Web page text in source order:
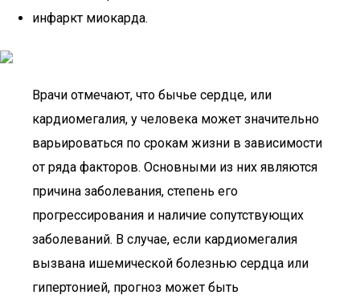
инфаркт миокарда.
Врачи отмечают, что бычье сердце, или
кардиомегалия, у человека может значительно
варьироваться по срокам жизни в зависимости
от ряда факторов. Основными из них являются
причина заболевания, степень его
прогрессирования и наличие сопутствующих
заболеваний. В случае, если кардиомегалия
вызвана ишемической болезнью сердца или
гипертонией, прогноз может быть